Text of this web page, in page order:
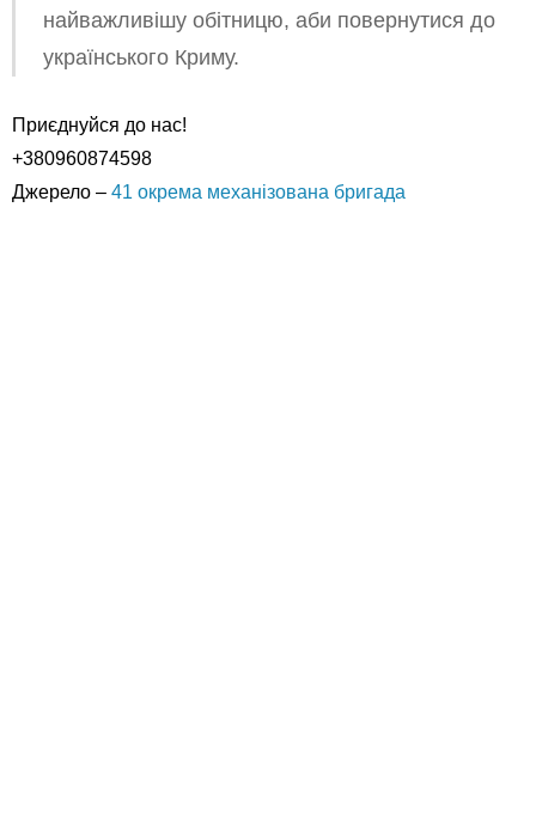
найважливішу обітницю, аби повернутися до
українського Криму.
Приєднуйся до нас!
+380960874598
Джерело – 41 окрема механізована бригада